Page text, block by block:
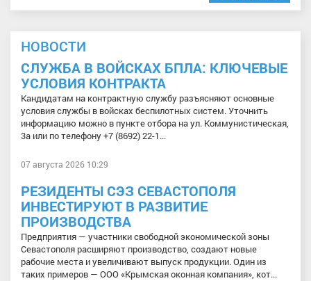
НОВОСТИ
СЛУЖБА В ВОЙСКАХ БПЛА: КЛЮЧЕВЫЕ
УСЛОВИЯ КОНТРАКТА
Кандидатам на контрактную службу разъясняют основные
условия службы в войсках беспилотных систем. Уточнить
информацию можно в пункте отбора на ул. Коммунистическая,
3а или по телефону +7 (8692) 22-1...
07 августа 2026 10:29
РЕЗИДЕНТЫ СЭЗ СЕВАСТОПОЛЯ
ИНВЕСТИРУЮТ В РАЗВИТИЕ
ПРОИЗВОДСТВА
Предприятия — участники свободной экономической зоны
Севастополя расширяют производство, создают новые
рабочие места и увеличивают выпуск продукции. Один из
таких примеров — ООО «Крымская оконная компания», кот...